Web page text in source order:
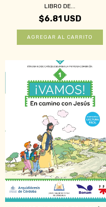
LIBRO DE...
$6.81 USD